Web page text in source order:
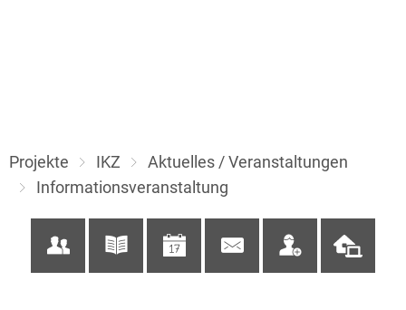
Projekte IKZ
Aktuelles / Veranstaltungen
Informationsveranstaltung